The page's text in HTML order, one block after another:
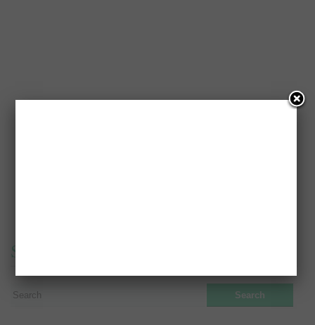
Szukaj książek i recenzji